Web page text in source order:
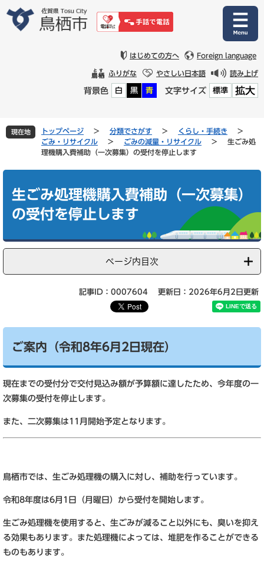
文
はじめての方へ Foreign language
ふりがな やさしい日本語 読み上げ
背景色 白 黒 青 文字サイズ 標準 拡大
現在地 トップページ > 分類でさがす > くらし・手続き
>
ごみ・リサイクル
> ごみの減量・リサイクル >
生ごみ処
理機購入費補助（一次募集）の受付を停止します
生ごみ処理機購入費補助（一次募集）
の受付を停止します
ページ内目次
記事ID：0007604 更新日：2026年6月2日更新
ご案内（令和8年6月2日現在）
現在までの受付分で交付見込み額が予算額に達したため、今年度の一
次募集の受付を停止します。
また、二次募集は11月開始予定となります。
鳥栖市では、生ごみ処理機の購入に対し、補助を行っています。
令和8年度は6月1日（月曜日）から受付を開始します。
生ごみ処理機を使用すると、生ごみが減ること以外にも、臭いを抑え
る効果もあります。また処理機によっては、堆肥を作ることができる
ものもあります。